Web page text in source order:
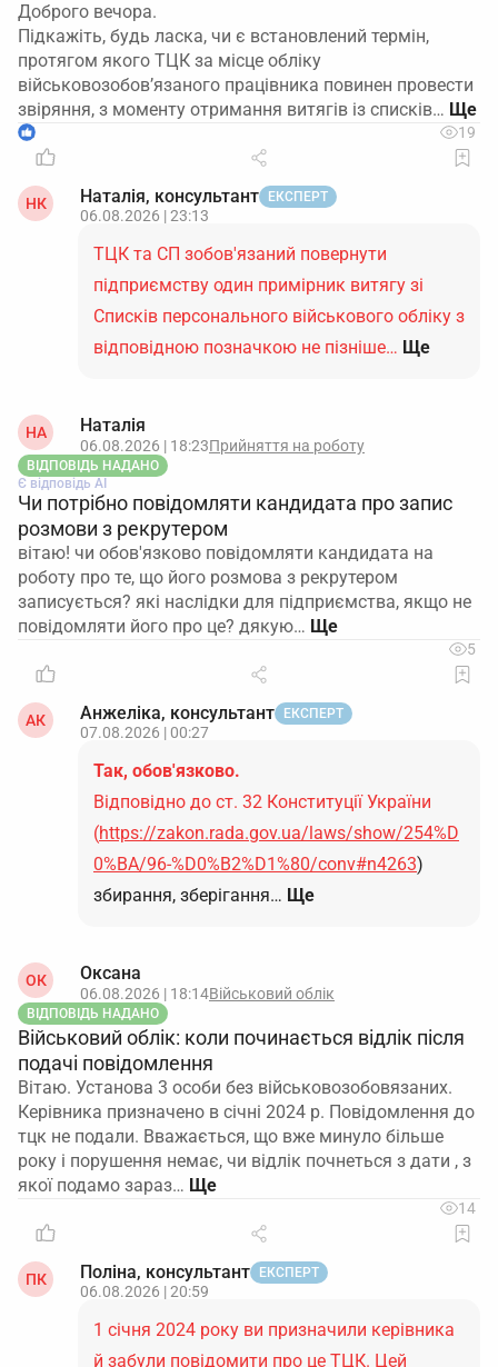
Доброго вечора.
Підкажіть, будь ласка, чи є встановлений термін,
протягом якого ТЦК за місце обліку
військовозобов’язаного працівника повинен провести
звіряння, з моменту отримання витягів із списків…
1 19
НК Наталія, консультант ЕКСПЕРТ
06.08.2026 | 23:13
ТЦК та СП зобов'язаний повернути
підприємству один примірник витягу зі
Списків персонального військового обліку з
відповідною позначкою не пізніше… Ще
НА Наталія
06.08.2026 | 18:23Прийняття на роботу
ВІДПОВІДЬ НАДАНО
Є відповідь АІ
Чи потрібно повідомляти кандидата про запис
розмови з рекрутером
вітаю! чи обов'язково повідомляти кандидата на
роботу про те, що його розмова з рекрутером
записується? які наслідки для підприємства, якщо не
повідомляти його про це? дякую…
5
АК Анжеліка, консультант ЕКСПЕРТ
07.08.2026 | 00:27
Так, обов'язково.
Відповідно до ст. 32 Конституції України
(https://zakon.rada.gov.ua/laws/show/254%D
0%BA/96-%D0%B2%D1%80/conv#n4263)
збирання, зберігання… Ще
ОК Оксана
06.08.2026 | 18:14Військовий облік
ВІДПОВІДЬ НАДАНО
Військовий облік: коли починається відлік після
подачі повідомлення
Вітаю. Установа 3 особи без військовозобовязаних.
Керівника призначено в січні 2024 р. Повідомлення до
тцк не подали. Вважається, що вже минуло більше
року і порушення немає, чи відлік почнеться з дати , з
якої подамо зараз…
14
ПК Поліна, консультант ЕКСПЕРТ
06.08.2026 | 20:59
1 січня 2024 року ви призначили керівника
й забули повідомити про це ТЦК. Цей